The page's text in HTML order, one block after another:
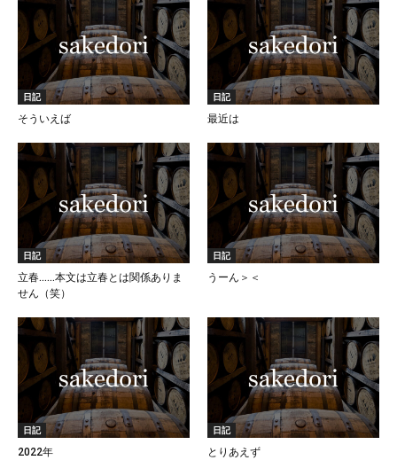
日記
そういえば
日記
最近は
日記
立春……本文は立春とは関係ありま
せん（笑）
日記
うーん＞＜
日記
2022年
日記
とりあえず